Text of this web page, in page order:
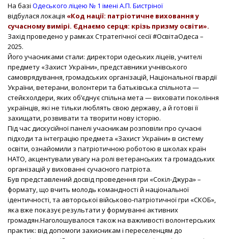
у
сучасному
вимірі
На базі Одеського ліцею № 1 імені А.П. Бистріної
відбулася локація «Код нації: патріотичне виховання у
сучасному вимірі. Єднаємо серця: крізь призму освіти».
Захід проведено у рамках Стратегічної сесії #ОсвітаОдеса –
2025.
Його учасниками стали: директори одеських ліцеїв, учителі
предмету «Захист України», представники учнівського
самоврядування, громадських організацій, Національної гвардії
України, ветерани, волонтери та батьківська спільнота —
стейкхолдери, яких об’єднує спільна мета — виховати покоління
українців, які не тільки люблять свою державу, а й готові її
захищати, розвивати та творити нову історію.
Під час дискусійної панелі учасникам розповіли про сучасні
підходи та інтеграцію предмета «Захист України» в систему
освіти, ознайомили з патріотичною роботою в школах країн
НАТО, акцентували увагу на ролі ветеранських та громадських
організацій у вихованні сучасного патріота.
Був представлений досвід проведення гри «Сокіл-Джура» –
формату, що вчить молодь командності й національної
ідентичності, та авторської військово-патріотичної гри «СКОБ»,
яка вже показує результати у формуванні активних
громадян.Наголошувалося також на важливості волонтерських
практик: від допомоги захисникам і переселенцям до